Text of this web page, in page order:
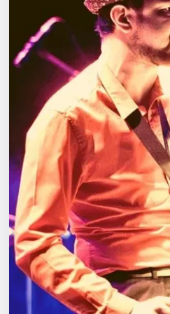
Экскурсии
Спорт
События
Города
Площадки
Артисты
Рейтинги